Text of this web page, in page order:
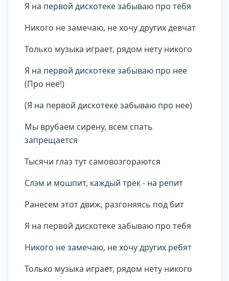
Я на первой дискотеке забываю про тебя
Никого не замечаю, не хочу других девчат
Только музыка играет, рядом нету никого
Я на первой дискотеке забываю про нее
(Про нее!)
(Я на первой дискотеке забываю про нее)
Мы врубаем сирену, всем спать
запрещается
Тысячи глаз тут самовозгораются
Слэм и мошпит, каждый трек - на репит
Ранесем этот движ, разгоняясь под бит
Я на первой дискотеке забываю про тебя
Никого не замечаю, не хочу других ребят
Только музыка играет, рядом нету никого